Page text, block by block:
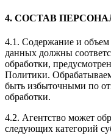
4. СОСТАВ
4.1. Содержание и
данных должны
обработки,
Политики.
быть избыточными по
обработки.
4.2. Агентство может
следующих категорий